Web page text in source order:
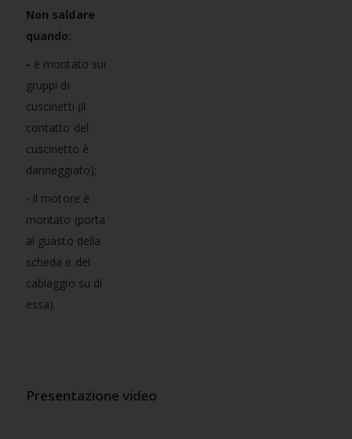
Non saldare
quando:
- è montato sui
gruppi di
cuscinetti (il
contatto del
cuscinetto è
danneggiato);
- il motore è
montato (porta
al guasto della
scheda e del
cablaggio su di
essa).
Presentazione video